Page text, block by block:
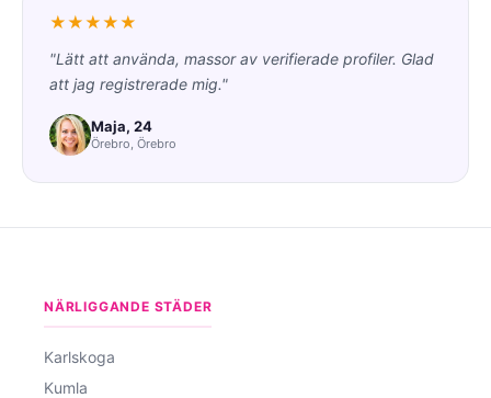
★★★★★
"Lätt att använda, massor av verifierade profiler. Glad
att jag registrerade mig."
Maja, 24
Örebro, Örebro
NÄRLIGGANDE STÄDER
Karlskoga
Kumla